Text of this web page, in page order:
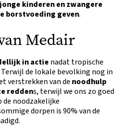
kinderen en zwangere
borstvoeding geven.
Medair
in actie nadat tropische
de lokale bevolking nog in
verstrekken van de noodhulp
reddens, terwijl we ons zo goed
noodzakelijke
dorpen is 90% van de